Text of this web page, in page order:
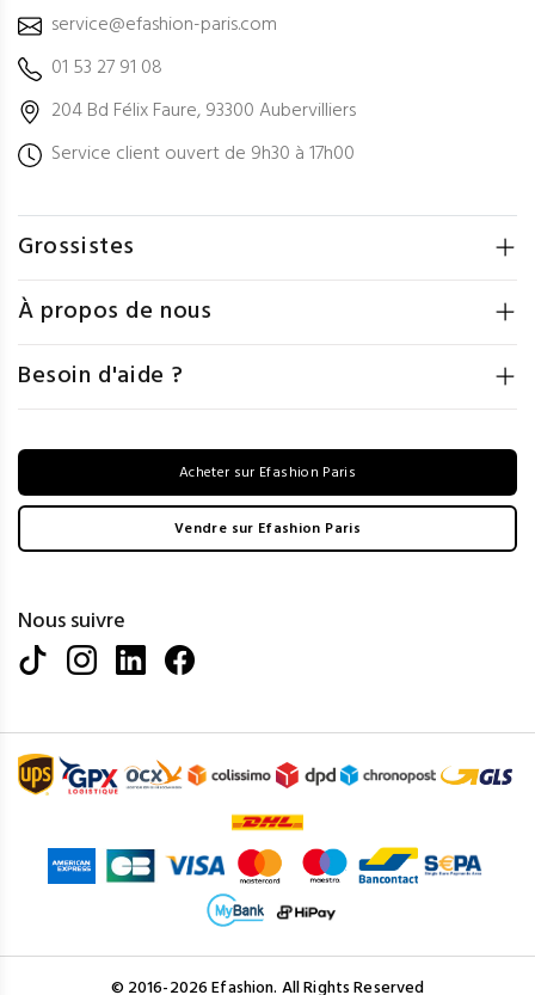
service@efashion-paris.com
01 53 27 91 08
204 Bd Félix Faure, 93300 Aubervilliers
Service client ouvert de 9h30 à 17h00
Grossistes
À propos de nous
Besoin d'aide ?
Acheter sur Efashion Paris
Vendre sur Efashion Paris
Nous suivre
© 2016-2026 Efashion. All Rights Reserved